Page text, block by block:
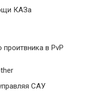
КАЗа
в PvP
САУ